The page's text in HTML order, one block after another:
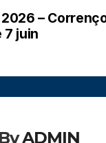
–
7 juin
ByADMIN